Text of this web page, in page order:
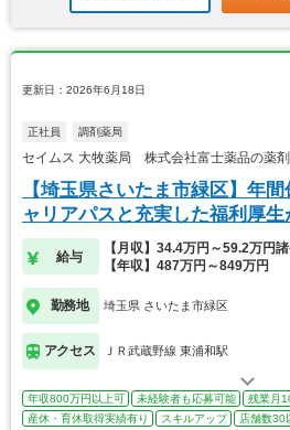
更新日：2026年6月18日
正社員 調剤薬局
セイムス 大牧薬局 株式会社富士薬品の薬剤
【埼玉県さいたま市緑区】年
ャリアパスと充実した福利厚
給与
【月収】34.4万円～59.2万円
【年収】487万円～849万円
勤務地 埼玉県 さいたま市緑区
アクセス ＪＲ武蔵野線 東浦和駅
年収800万円以上可 未経験者も応募可能 残業月
産休・育休取得実績有り
スキルアップ 店舗数30